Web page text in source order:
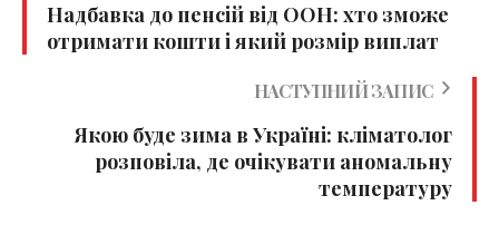
Надбавка до пенсій від ООН: хто зможе
отримати кошти і який розмір виплат
НАСТУПНИЙ ЗАПИС
Якою буде зима в Україні: кліматолог
розповіла, де очікувати аномальну
температуру